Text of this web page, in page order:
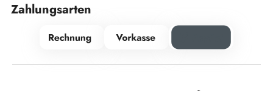
Zahlungsarten